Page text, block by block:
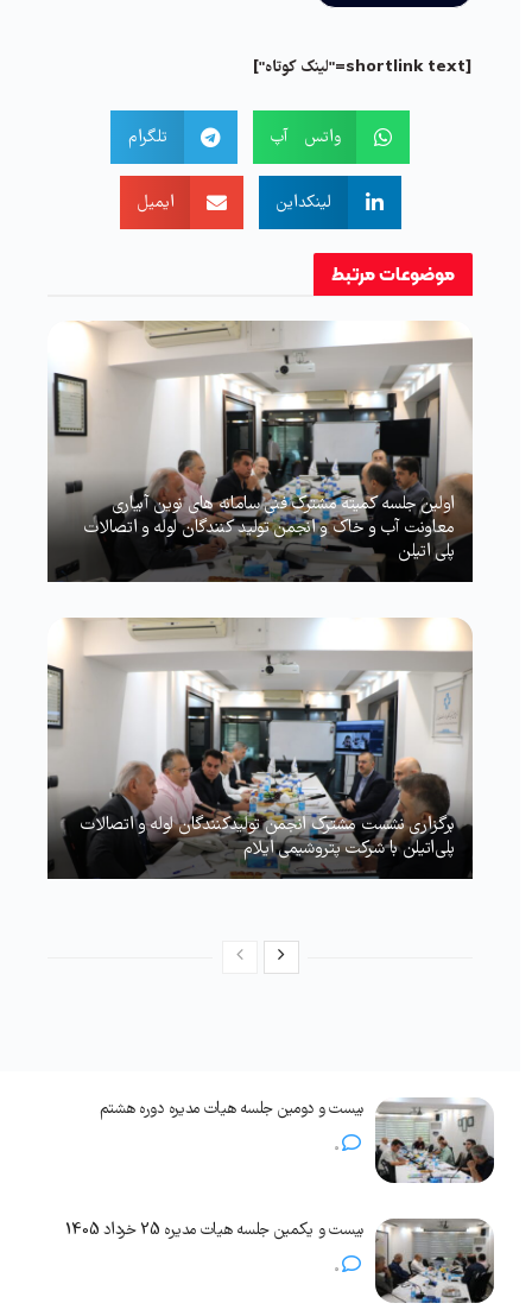
[shortlink text="لینک کوتاه"]
واتس آپ تلگرام
لینکداین ایمیل
موضوعاتمرتبط
اولین جلسه کمیته مشترک فنی سامانه های نوین آبیاری
معاونت آب و خاک و انجمن تولید کنندگان لوله و اتصالات
پلی اتیلن
برگزاری نشست مشترک انجمن تولیدکنندگان لوله و اتصالات
پلی‌اتیلن با شرکت پتروشیمی ایلام
بیست و دومین جلسه هیات مدیره دوره هشتم
0
بیست و یکمین جلسه هیات مدیره 25 خرداد 1405
0